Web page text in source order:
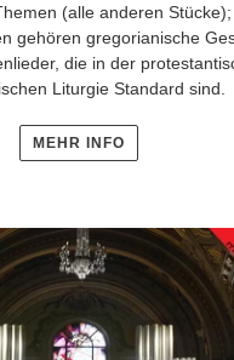
(alle anderen
gehören gregorianische
die in der
Liturgie Standard sind.
MEHR INFO